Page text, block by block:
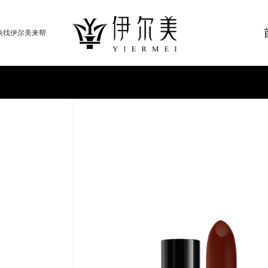
找伊尔美来帮